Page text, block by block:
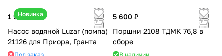
Новинка
1 990 ₽
Насос водяной Luzar (помпа)
21126 для Приора, Гранта
Под заказ
5 600 ₽
Поршни 2108 ТДМК 76,8 в
сборе
В наличии